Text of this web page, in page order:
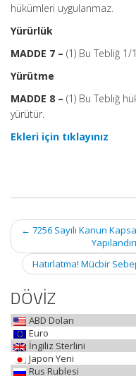
hükümleri uygulanmaz.
Yürürlük
MADDE 7 – (1) Bu Tebliğ
Yürütme
MADDE 8 – (1) Bu Tebliğ
yürütür.
Ekleri için tıklayınız
Post
navigation
← 7256 Sayılı Kanun
Hatırlatma! Mücbir
DÖVİZ
ABD Doları
Euro
İngiliz Sterlini
Japon Yeni
Rus Rublesi